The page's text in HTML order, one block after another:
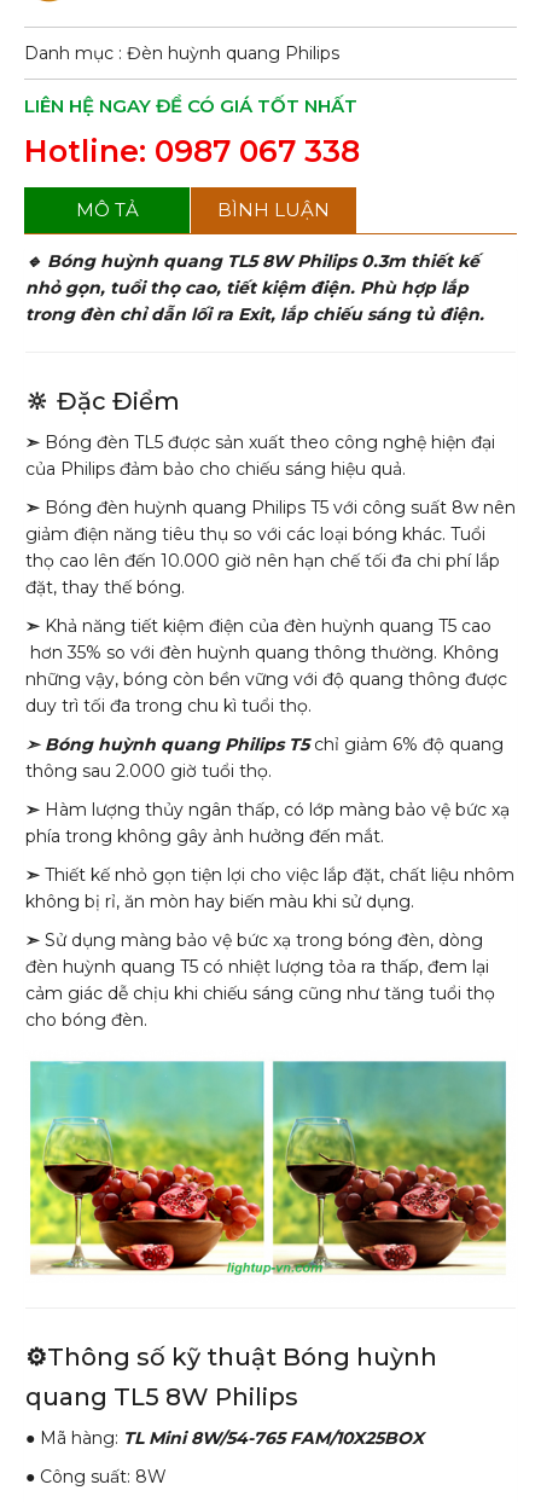
Danh mục : Đèn huỳnh quang Philips
LIÊN HỆ NGAY ĐỂ CÓ GIÁ TỐT NHẤT
Hotline: 0987 067 338
MÔ TẢ BÌNH LUẬN
🔹 Bóng huỳnh quang TL5 8W Philips 0.3m thiết kế
nhỏ gọn, tuổi thọ cao, tiết kiệm điện. Phù hợp lắp
trong đèn chỉ dẫn lối ra Exit, lắp chiếu sáng tủ điện.
🔆 Đặc Điểm
➣ Bóng đèn TL5 được sản xuất theo công nghệ hiện đại
của Philips đảm bảo cho chiếu sáng hiệu quả.
➣ Bóng đèn huỳnh quang Philips T5 với công suất 8w nên
giảm điện năng tiêu thụ so với các loại bóng khác. Tuổi
thọ cao lên đến 10.000 giờ nên hạn chế tối đa chi phí lắp
đặt, thay thế bóng.
➣ Khả năng tiết kiệm điện của đèn huỳnh quang T5 cao
hơn 35% so với đèn huỳnh quang thông thường. Không
những vậy, bóng còn bền vững với độ quang thông được
duy trì tối đa trong chu kì tuổi thọ.
➣ Bóng huỳnh quang Philips T5chỉ giảm 6% độ quang
thông sau 2.000 giờ tuổi thọ.
➣ Hàm lượng thủy ngân thấp, có lớp màng bảo vệ bức xạ
phía trong không gây ảnh hưởng đến mắt.
➣ Thiết kế nhỏ gọn tiện lợi cho việc lắp đặt, chất liệu nhôm
không bị rỉ, ăn mòn hay biến màu khi sử dụng.
➣ Sử dụng màng bảo vệ bức xạ trong bóng đèn, dòng
đèn huỳnh quang T5 có nhiệt lượng tỏa ra thấp, đem lại
cảm giác dễ chịu khi chiếu sáng cũng như tăng tuổi thọ
cho bóng đèn.
⚙️Thông số kỹ thuật Bóng huỳnh
quang TL5 8W Philips
● Mã hàng: TL Mini 8W/54-765 FAM/10X25BOX
● Công suất: 8W